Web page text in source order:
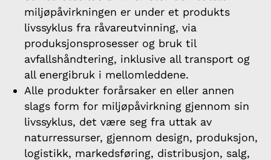
miljøpåvirkningen er under et produkts
livssyklus fra råvareutvinning, via
produksjonsprosesser og bruk til
avfallshåndtering, inklusive all transport og
all energibruk i mellomleddene.
Alle produkter forårsaker en eller annen
slags form for miljøpåvirkning gjennom sin
livssyklus, det være seg fra uttak av
naturressurser, gjennom design, produksjon,
logistikk, markedsføring, distribusjon, salg,